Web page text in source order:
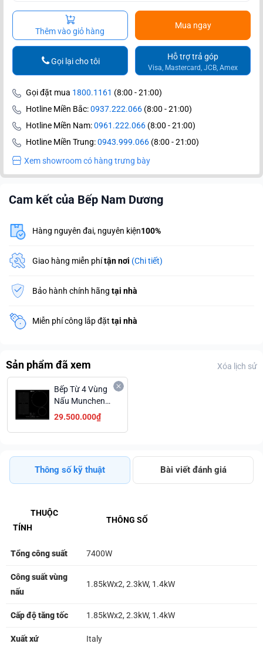
Thêm vào giỏ hàng
Mua ngay
Hỗ trợ trả góp
Visa, Mastercard, JCB, Amex
Gọi lại cho tôi
Gọi đặt mua 1800.1161 (8:00 - 21:00)
Hotline Miền Bắc:0937.222.066 (8:00 - 21:00)
Hotline Miền Nam:0961.222.066 (8:00 - 21:00)
Hotline Miền Trung:0943.999.066 (8:00 - 21:00)
Xem showroom có hàng trưng bày
Cam kết của Bếp Nam Dương
Hàng nguyên đai, nguyên kiện100%
Giao hàng miễn phítận nơi (Chi tiết)
Bảo hành chính hãng tại nhà
Miễn phí công lắp đặt tại nhà
Sản phẩm đã xem Xóa lịch sử
Bếp Từ 4 Vùng
Nấu Munchen
ESPIF8640IN
Tổng Công Suất
29.500.000₫
Thông số kỹ thuật Bài viết đánh giá
THUỘC
TÍNH
THÔNG SỐ
Tổng công suất 7400W
Công suất vùng
nấu
1.85kWx2, 2.3kW, 1.4kW
Cấp độ tăng tốc 1.85kWx2, 2.3kW, 1.4kW
Xuất xứ Italy